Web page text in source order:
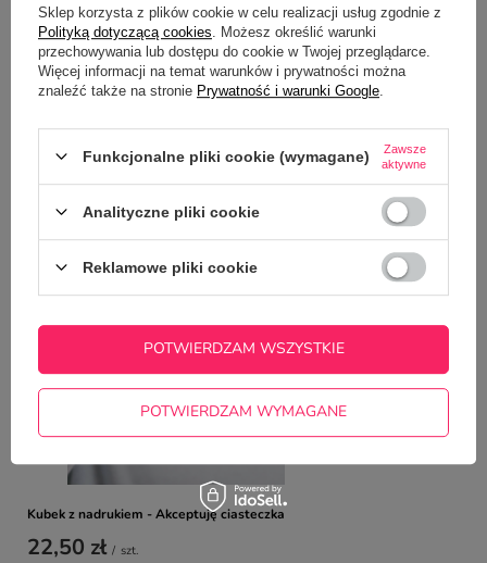
Potrzebujesz pomocy? Masz pytania?
Zadaj pytanie a my odpowiemy
niezwłocznie, najciekawsze pytania i
ZADAJ PYTANIE
NAJCZĘŚCIEJ KUPOWANE Z
TYM TOWAREM
Kubek z nadrukiem - Akceptuję ciasteczka
22,50 zł / szt.
Kubek z nadrukiem
22,50 zł
Sklep korzysta z plików cookie w celu realizacji usług zgodnie z
Polityką dotyczącą cookies . Możesz określić warunki
przechowywania lub dostępu do cookie w Twojej przeglądarce.
Więcej informacji na temat warunków i prywatności można
znaleźć także na stronie Prywatność i warunki Google
Funkcjonalne pliki cookie (wymagane)
Zawsze
aktywne
Analityczne pliki cookie
Reklamowe pliki cookie
POTWIERDZAM WYMAGANE
POTWIERDZAM WSZYSTKIE